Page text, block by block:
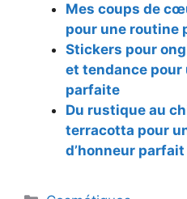
Mes coups de
pour une routine
Stickers pour
et tendance pour
parfaite
Du rustique au
terracotta pour
d’honneur parfait